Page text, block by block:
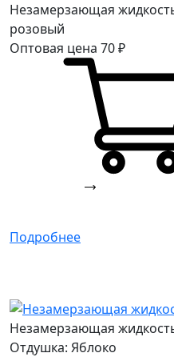
Незамерзающая
розовый
Оптовая цена 70₽
Подробнее
Незамерзающая
Отдушка: Яблоко